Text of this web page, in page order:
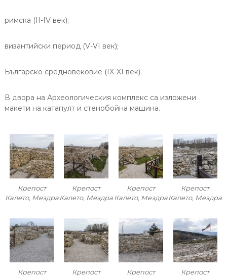
римска (II-IV век);
византийски период (V-VI век);
Българско средновековие (IX-XI век).
В двора на Археологическия комплекс са изложени
макети на катапулт и стенобойна машина.
Крепост
Калето, Мездра
Крепост
Калето, Мездра
Крепост
Калето, Мездра
Крепост
Калето, Мездра
Крепост
Крепост
Крепост
Крепост